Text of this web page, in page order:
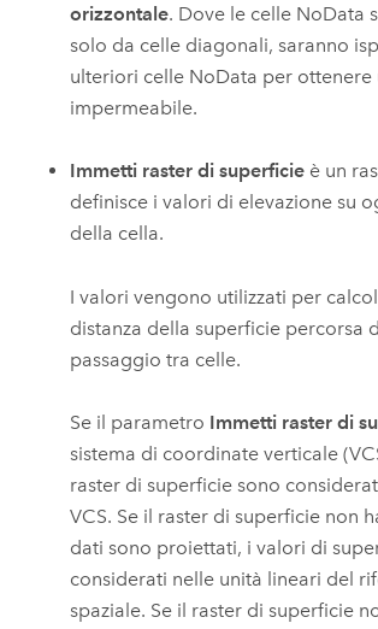
orizzontale. Dove le celle NoData
solo da celle diagonali, saranno
ulteriori celle NoData per ottenere
impermeabile.
Immetti raster di superficie è un
definisce i valori di elevazione su
della cella.
I valori vengono utilizzati per
distanza della superficie percorsa
passaggio tra celle.
Se il parametro Immetti raster di
sistema di coordinate verticale
raster di superficie sono
VCS. Se il raster di superficie non
dati sono proiettati, i valori di
considerati nelle unità lineari del
spaziale. Se il raster di superficie